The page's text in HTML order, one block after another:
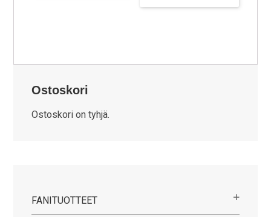
Ostoskori
Ostoskori on tyhjä.
FANITUOTTEET